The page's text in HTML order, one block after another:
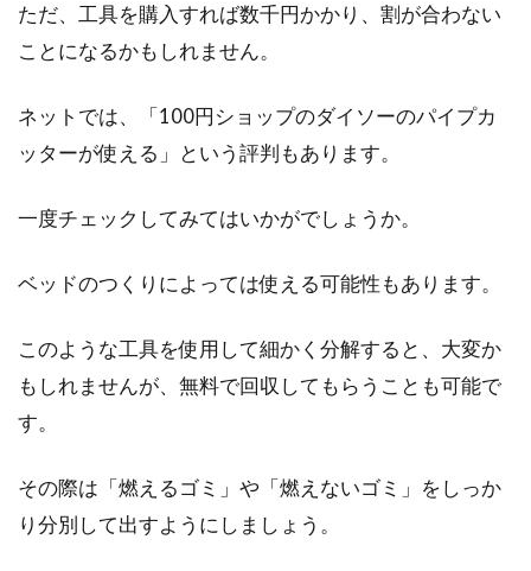
ただ、工具を購入すれば数千円かかり、割が合わない
ことになるかもしれません。
ネットでは、「100円ショップのダイソーのパイプカ
ッターが使える」という評判もあります。
一度チェックしてみてはいかがでしょうか。
ベッドのつくりによっては使える可能性もあります。
このような工具を使用して細かく分解すると、大変か
もしれませんが、無料で回収してもらうことも可能で
す。
その際は「燃えるゴミ」や「燃えないゴミ」をしっか
り分別して出すようにしましょう。